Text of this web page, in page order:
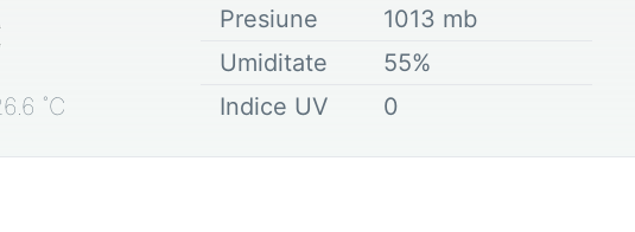
˚C
Presiune
1013 mb
Umiditate
55%
Indice UV
0